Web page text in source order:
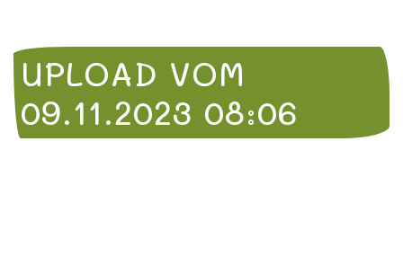
UPLOAD VOM
09.11.2023 08:06